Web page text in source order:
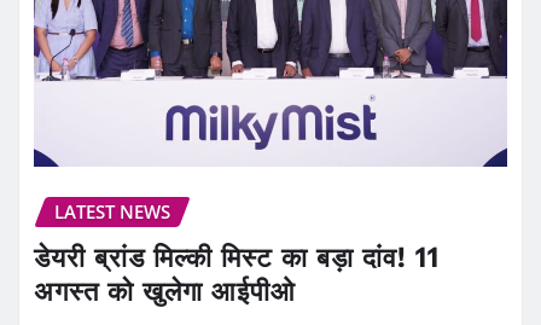
LATEST NEWS
डेयरी ब्रांड मिल्की मिस्ट का बड़ा दांव! 11
अगस्त को खुलेगा आईपीओ